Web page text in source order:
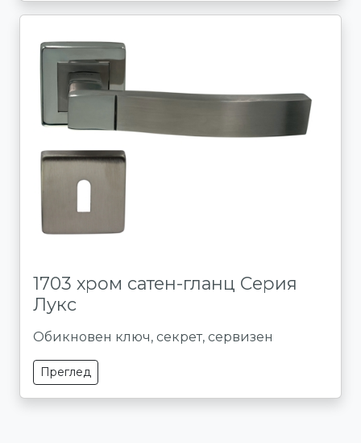
1703 хром сатен-гланц Серия
Лукс
Обикновен ключ, секрет, сервизен
Преглед